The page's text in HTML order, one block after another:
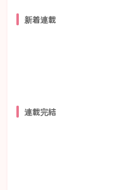
新着連載
連載完結